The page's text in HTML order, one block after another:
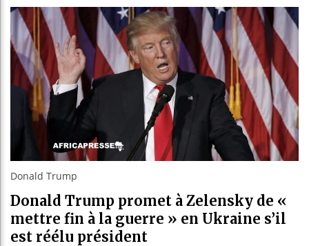
Canada
Donald Trump
Donald Trump promet à Zelensky de «
mettre fin à la guerre » en Ukraine s’il
est réélu président